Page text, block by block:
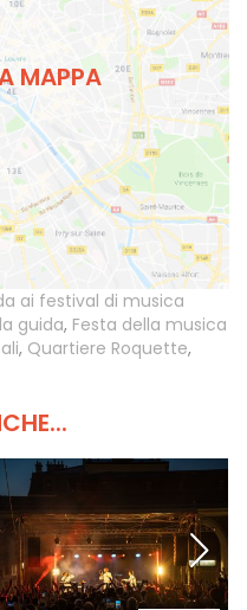
MAPPA
ai festival di musica
guida, Festa della musica
, Quartiere Roquette,